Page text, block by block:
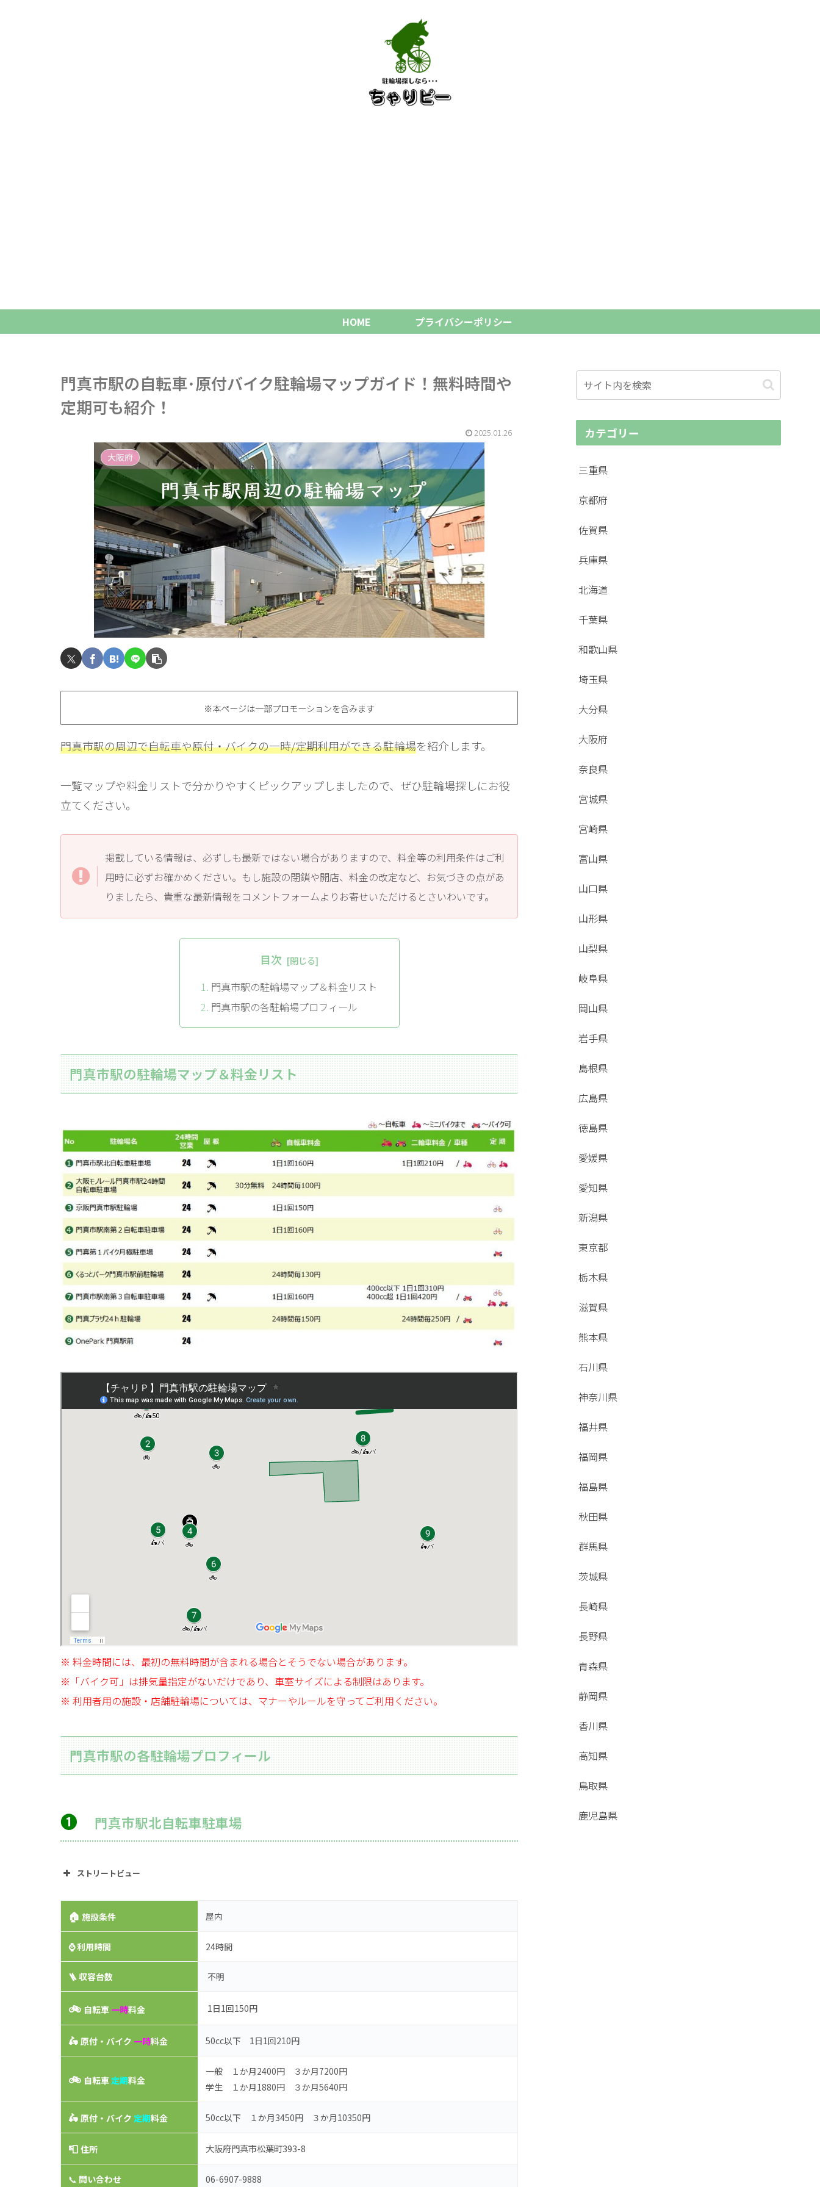
HOME プライバシーポリシー
門真市駅の自転車･原付バイク駐輪場マップガイド！無料時間や
定期可も紹介！
2025.01.26
大阪府
※本ページは一部プロモーションを含みます
門真市駅の周辺で自転車や原付・バイクの一時/定期利用ができる駐輪場を紹介します。
一覧マップや料金リストで分かりやすくピックアップしましたので、ぜひ駐輪場探しにお役
立てください。
掲載している情報は、必ずしも最新ではない場合がありますので、料金等の利用条件はご利
用時に必ずお確かめください。もし施設の閉鎖や開店、料金の改定など、お気づきの点があ
りましたら、貴重な最新情報をコメントフォームよりお寄せいただけるとさいわいです。
目次
門真市駅の駐輪場マップ＆料金リスト
門真市駅の各駐輪場プロフィール
門真市駅の駐輪場マップ＆料金リスト
※ 料金時間には、最初の無料時間が含まれる場合とそうでない場合があります。
※「バイク可」は排気量指定がないだけであり、車室サイズによる制限はあります。
※ 利用者用の施設・店舗駐輪場については、マナーやルールを守ってご利用ください。
門真市駅の各駐輪場プロフィール
➊ 門真市駅北自転車駐車場
ストリートビュー
🏠 施設条件 屋内
⌚利用時間 24時間
🪜 収容台数 不明
🚲 自転車 一時料金 1日1回150円
🛵 原付・バイク 一時料金 50cc以下 1日1回210円
🚲 自転車定期料金
一般 １か月2400円 ３か月7200円
学生 １か月1880円 ３か月5640円
🛵 原付・バイク 定期料金 50cc以下 １か月3450円 ３か月10350円
📮 住所 大阪府門真市松葉町393-8
📞 問い合わせ 06-6907-9888
カテゴリー
三重県
京都府
佐賀県
兵庫県
北海道
千葉県
和歌山県
埼玉県
大分県
大阪府
奈良県
宮城県
宮崎県
富山県
山口県
山形県
山梨県
岐阜県
岡山県
岩手県
島根県
広島県
徳島県
愛媛県
愛知県
新潟県
東京都
栃木県
滋賀県
熊本県
石川県
神奈川県
福井県
福岡県
福島県
秋田県
群馬県
茨城県
長崎県
長野県
青森県
静岡県
香川県
高知県
鳥取県
鹿児島県